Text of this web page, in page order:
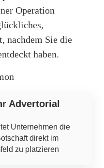
Operation
nachdem Sie die
haben.
Advertorial
Unternehmen die
direkt im
zu platzieren